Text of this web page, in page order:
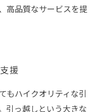
高品質なサービスを提
援
もハイクオリティな引
引っ越しという大きな